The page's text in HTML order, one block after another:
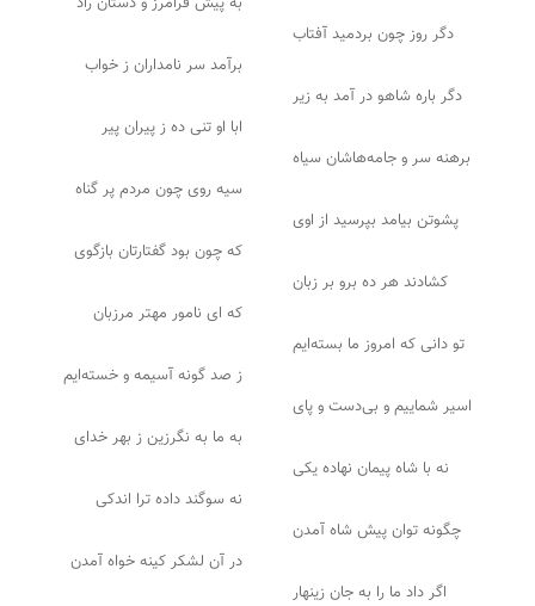
دگر روز چون بردمید آفتاب
برآمد سر نامداران ز خواب
دگر باره شاهو در آمد به زیر
ابا او تنی ده ز پیران پیر
برهنه سر و جامه‌هاشان سیاه
سیه روی چون مردم پر گناه
پشوتن بیامد بپرسید از اوی
که چون بود گفتارتان بازگوی
کشادند هر ده برو بر زبان
که ای نامور مهتر مرزبان
تو دانی که امروز ما بسته‌ایم
ز صد گونه آسیمه و خسته‌ایم
اسیر شماییم و بی‌دست و پای
به ما به نگرزین ز بهر خدای
نه با شاه پیمان نهاده یکی
نه سوگند داده ترا اندکی
چگونه توان پیش شاه آمدن
در آن لشکر کینه خواه آمدن
اگر داد ما را به جان زینهار